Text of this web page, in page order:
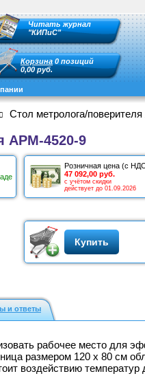
Читать журнал
"КИПиС"
Корзина 0 позиций
0,00 руб.
Стол метролога/
АРМ-4520-9
Розничная цена (с
47 092,00 руб.
с учётом скидки
действует до 01.09.2026
Купить
и ответы
рабочее место для
размером 120 x 80 см
воздействию температур